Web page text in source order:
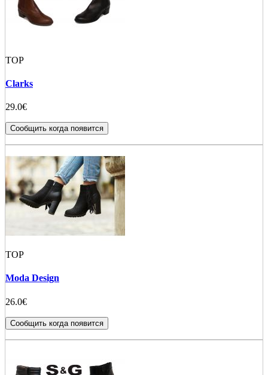
TOP
Clarks
29.0€
Сообщить когда появится
TOP
Moda Design
26.0€
Сообщить когда появится